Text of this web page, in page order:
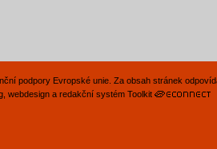
podpory Evropské unie. Za obsah stránek
webdesign a redakční systém Toolkit